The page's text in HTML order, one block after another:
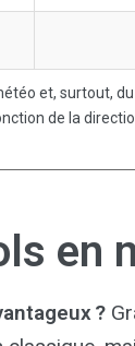
et, surtout,
de la
en
?